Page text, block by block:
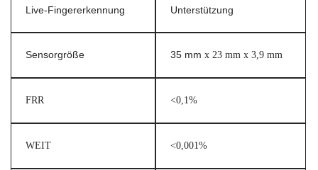
Live-Fingererkennung Unterstützung
Sensorgröße 35 mm x 23 mm x 3,9 mm
FRR <0,1%
WEIT <0,001%